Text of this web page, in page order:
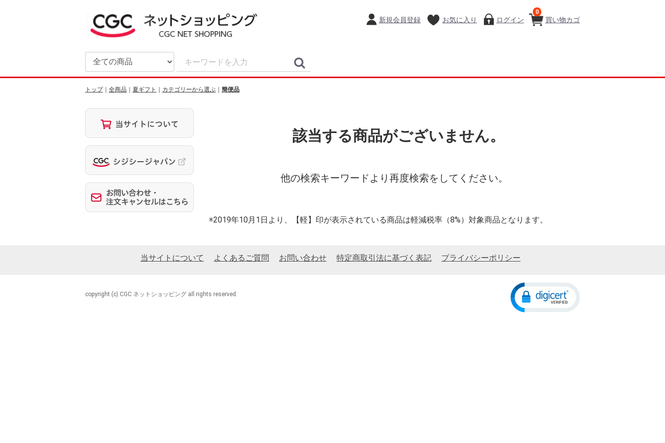
買い物カゴ
0
新規会員登録 お気に入り ログイン
トップ 全商品 夏ギフト カテゴリーから選ぶ 簡便品
該当する商品がございません。
他の検索キーワードより再度検索をしてください。
※2019年10月1日より、【軽】印が表示されている商品は軽減税率（8%）対象商品となります。
当サイトについて よくあるご質問 お問い合わせ 特定商取引法に基づく表記 プライバシーポリシー
copyright (c) CGC ネットショッピング all rights reserved.